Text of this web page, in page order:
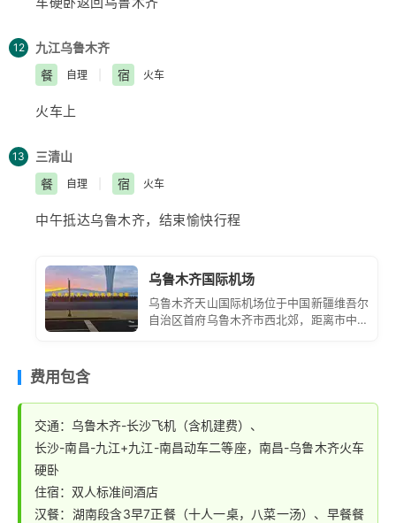
三溪峡谷的韵只可意会不能言传，等您说一句“芝麻，开
12 九江乌鲁木齐
餐
自理 宿 火车
火车上
13
三清山
餐
自理 宿 火车
中午抵达乌鲁木齐，结束愉快行程
乌鲁木齐国际机场
乌鲁木齐天山国际机场位于中国新疆维吾尔
自治区首府乌鲁木齐市西北郊，距离市中心
费用包含
交通：乌鲁木齐-长沙飞机（含机建费）、
长沙-南昌-九江+九江-南昌动车二等座，南昌-乌鲁木齐火车
硬卧
住宿：双人标准间酒店
汉餐：湖南段含3早7正餐（十人一桌，八菜一汤）、早餐餐